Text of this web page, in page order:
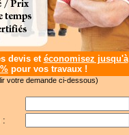
devis et économisez jusqu'à
pour vos travaux !
votre demande ci-dessous)
: